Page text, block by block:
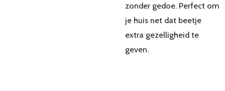
zonder gedoe. Perfect om
je huis net dat beetje
extra gezelligheid te
geven.